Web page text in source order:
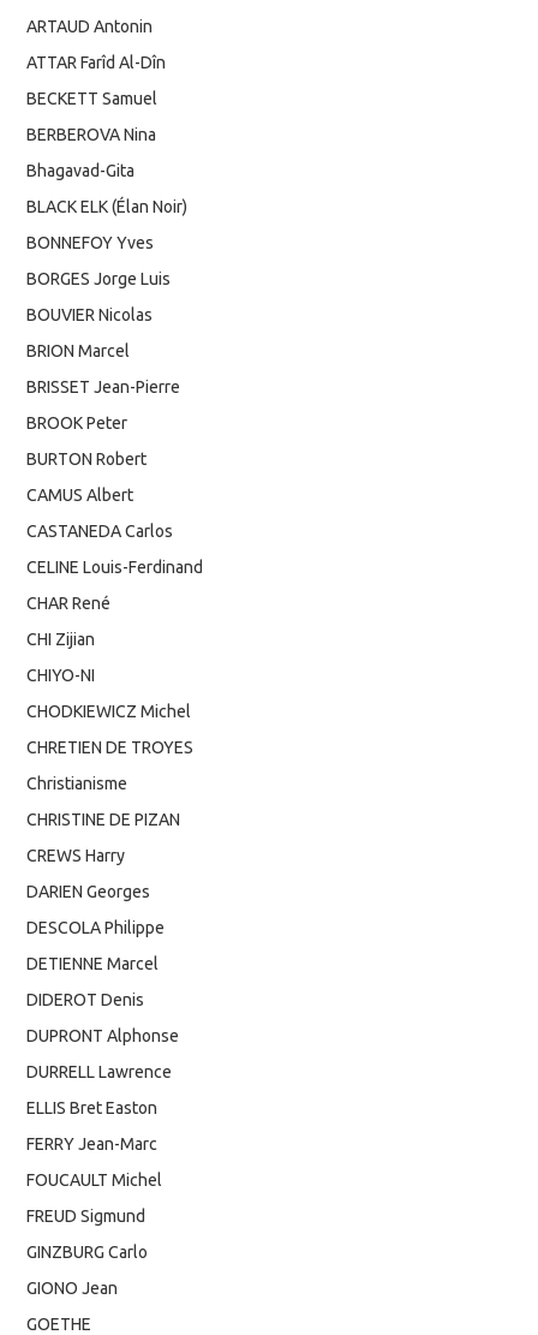
ARTAUD Antonin
ATTAR Farîd Al-Dîn
BECKETT Samuel
BERBEROVA Nina
Bhagavad-Gita
BLACK ELK (Élan Noir)
BONNEFOY Yves
BORGES Jorge Luis
BOUVIER Nicolas
BRION Marcel
BRISSET Jean-Pierre
BROOK Peter
BURTON Robert
CAMUS Albert
CASTANEDA Carlos
CELINE Louis-Ferdinand
CHAR René
CHI Zijian
CHIYO-NI
CHODKIEWICZ Michel
CHRETIEN DE TROYES
Christianisme
CHRISTINE DE PIZAN
CREWS Harry
DARIEN Georges
DESCOLA Philippe
DETIENNE Marcel
DIDEROT Denis
DUPRONT Alphonse
DURRELL Lawrence
ELLIS Bret Easton
FERRY Jean-Marc
FOUCAULT Michel
FREUD Sigmund
GINZBURG Carlo
GIONO Jean
GOETHE